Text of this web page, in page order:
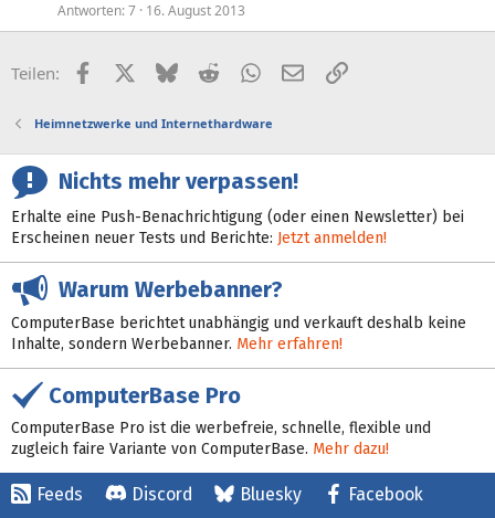
Antworten 7 16. August 2013
Teilen: FacebookX (Twitter)
BlueskyRedditWhatsApp
E-MailLink
Heimnetzwerke und Internethardware
Nichts mehr verpassen!
Erhalte eine Push-Benachrichtigung (oder einen Newsletter) bei
Erscheinen neuer Tests und Berichte: Jetzt anmelden!
Warum Werbebanner?
ComputerBase berichtet unabhängig und verkauft deshalb keine
Inhalte, sondern Werbebanner. Mehr erfahren!
ComputerBase Pro
ComputerBase Pro ist die werbefreie, schnelle, flexible und
zugleich faire Variante von ComputerBase. Mehr dazu!
Feeds Discord Bluesky Facebook